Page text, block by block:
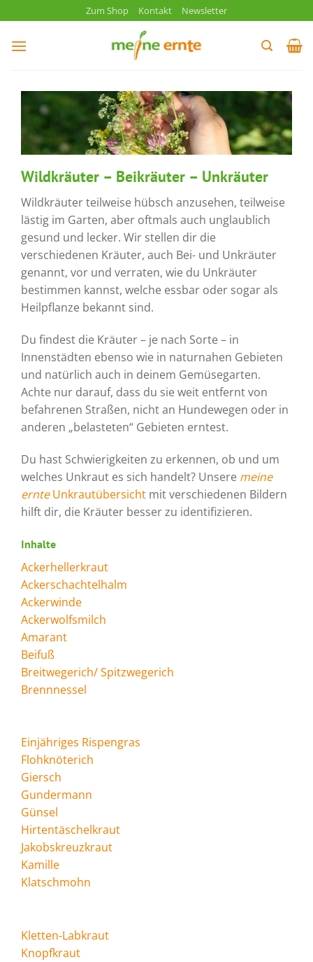
Inhalt
springen
Zum Shop Kontakt Newsletter
Wildkräuter – Beikräuter – Unkräuter
Wildkräuter teilweise hübsch anzusehen, teilweise
lästig im Garten, aber oftmals auch unglaublich
gesund und lecker. Wir stellen dir die
verschiedenen Kräuter, auch Bei- und Unkräuter
genannt, vor und verraten, wie du Unkräuter
bestimmen kannst, welche essbar oder sogar als
Heilpflanze bekannt sind.
Du findest die Kräuter – je nach Sorte – in
Innenstädten ebenso wie in naturnahen Gebieten
und natürlich auch in deinem Gemüsegarten.
Achte nur darauf, dass du sie weit entfernt von
befahrenen Straßen, nicht an Hundewegen oder in
anderen „belasteten“ Gebieten erntest.
Du hast Schwierigkeiten zu erkennen, ob und um
welches Unkraut es sich handelt? Unsere meine
ernteUnkrautübersicht mit verschiedenen Bildern
hilft dir, die Kräuter besser zu identifizieren.
Inhalte
Ackerhellerkraut
Ackerschachtelhalm
Ackerwinde
Ackerwolfsmilch
Amarant
Beifuß
Breitwegerich/ Spitzwegerich
Brennnessel
Einjähriges Rispengras
Flohknöterich
Giersch
Gundermann
Günsel
Hirtentäschelkraut
Jakobskreuzkraut
Kamille
Klatschmohn
Kletten-Labkraut
Knopfkraut